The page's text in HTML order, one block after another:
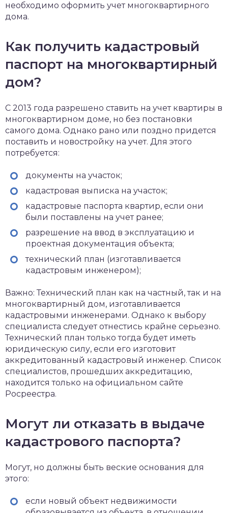
необходимо оформить учет многоквартирного
дома.
Как получить кадастровый
паспорт на многоквартирный
дом?
С 2013 года разрешено ставить на учет квартиры в
многоквартирном доме, но без постановки
самого дома. Однако рано или поздно придется
поставить и новостройку на учет. Для этого
потребуется:
документы на участок;
кадастровая выписка на участок;
кадастровые паспорта квартир, если они
были поставлены на учет ранее;
разрешение на ввод в эксплуатацию и
проектная документация объекта;
технический план (изготавливается
кадастровым инженером);
Важно: Технический план как на частный, так и на
многоквартирный дом, изготавливается
кадастровыми инженерами. Однако к выбору
специалиста следует отнестись крайне серьезно.
Технический план только тогда будет иметь
юридическую силу, если его изготовит
аккредитованный кадастровый инженер. Список
специалистов, прошедших аккредитацию,
находится только на официальном сайте
Росреестра.
Могут ли отказать в выдаче
кадастрового паспорта?
Могут, но должны быть веские основания для
этого:
если новый объект недвижимости